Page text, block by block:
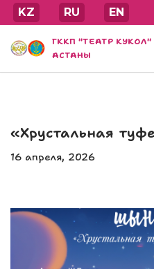
Перейти
к
содержимому
KZ RU EN
ГККП "ТЕАТР
АСТАНЫ
«Хрустальная
16 апреля, 2026